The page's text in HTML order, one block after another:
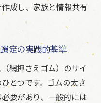
成し、家族と情報共有
定の実践的基準
網押さえゴム）のサイ
とつです。ゴムの太さ
要があり、一般的には